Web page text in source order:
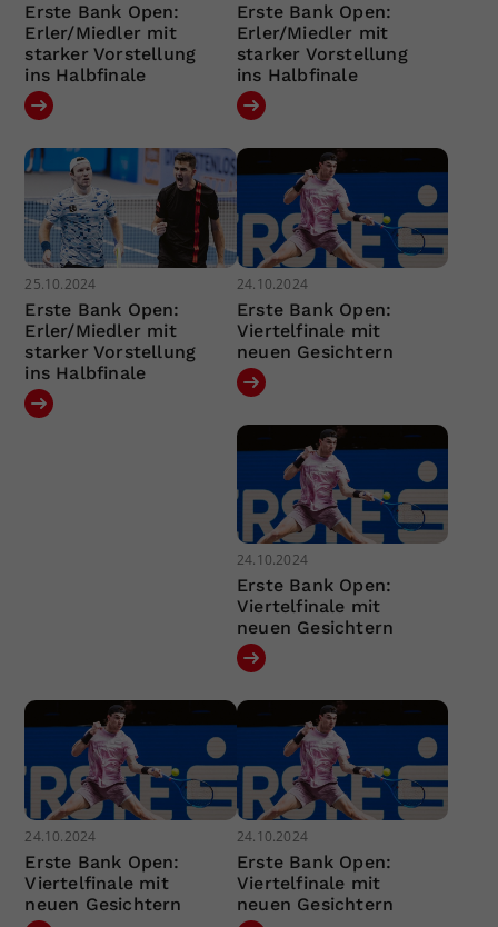
Erste Bank Open:
Erler/Miedler mit
starker Vorstellung
ins Halbfinale
Erste Bank Open:
Erler/Miedler mit
starker Vorstellung
ins Halbfinale
25.10.2024
Erste Bank Open:
Erler/Miedler mit
starker Vorstellung
ins Halbfinale
24.10.2024
Erste Bank Open:
Viertelfinale mit
neuen Gesichtern
24.10.2024
Erste Bank Open:
Viertelfinale mit
neuen Gesichtern
24.10.2024
Erste Bank Open:
Viertelfinale mit
neuen Gesichtern
24.10.2024
Erste Bank Open:
Viertelfinale mit
neuen Gesichtern